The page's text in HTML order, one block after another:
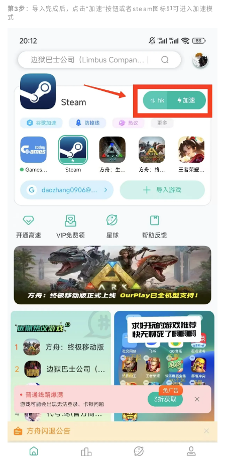
第3步 ：导入完成后，点击“加速”按钮或者steam图标即可进入加速模
式